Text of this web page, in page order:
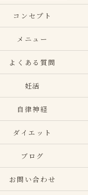
コンセプト
メニュー
よくある質問
妊活
自律神経
ダイエット
ブログ
お問い合わせ